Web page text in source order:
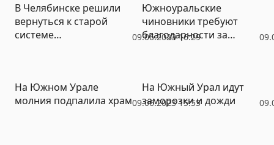
09.06.2023 16:29
В Челябинске решили
вернуться к старой
системе
Южноуральские
чиновники требуют
благодарности за
09.06.2023 15:55
На Южном Урале
молния подпалила храм
На Южный Урал идут
заморозки и дожди